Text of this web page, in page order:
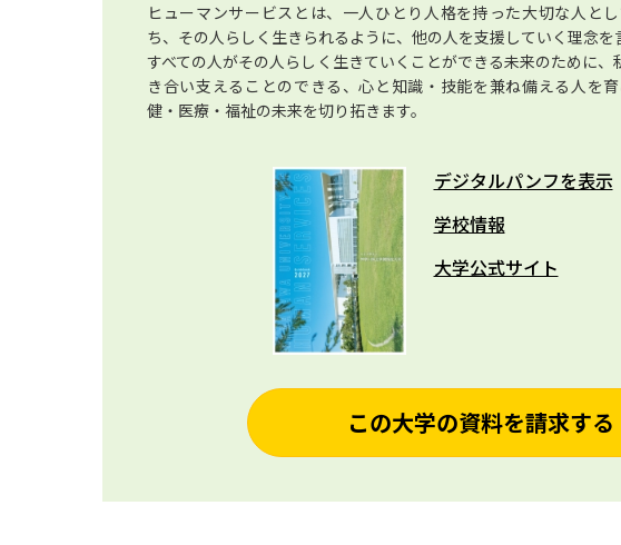
ヒューマンサービスとは、一人ひとり人格を持った大切な人と
ち、その人らしく生きられるように、他の人を支援していく理念を
すべての人がその人らしく生きていくことができる未来のために、
き合い支えることのできる、心と知識・技能を兼ね備える人を
健・医療・福祉の未来を切り拓きます。
デジタルパンフを表示
学校情報
大学公式サイト
この大学の資料を請求する